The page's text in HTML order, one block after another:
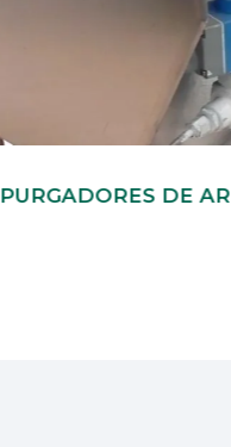
PURGADORES DE AR